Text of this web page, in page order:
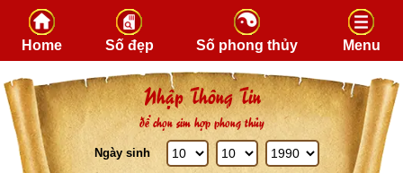
Skip to content
Home Số đẹp Số phong thủy Menu
Nhập Thông Tin
để chọn sim hợp phong thủy
Ngày sinh